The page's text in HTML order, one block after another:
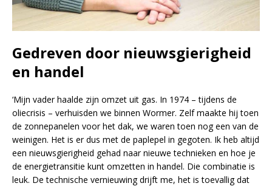
Gedreven door nieuwsgierigheid
en handel
‘Mijn vader haalde zijn omzet uit gas. In 1974 – tijdens de
oliecrisis – verhuisden we binnen Wormer. Zelf maakte hij toen
de zonnepanelen voor het dak, we waren toen nog een van de
weinigen. Het is er dus met de paplepel in gegoten. Ik heb altijd
een nieuwsgierigheid gehad naar nieuwe technieken en hoe je
de energietransitie kunt omzetten in handel. Die combinatie is
leuk. De technische vernieuwing drijft me, het is toevallig dat